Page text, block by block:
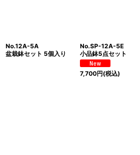
No.12A-5A
盆栽鉢セット 5個入り
No.SP-12A-5E
小品鉢5点セット
7,700円(税込)